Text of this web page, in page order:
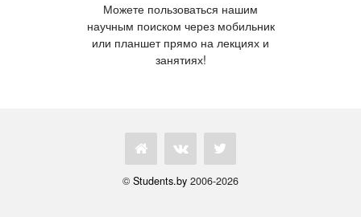
Можете пользоваться нашим
научным поиском через мобильник
или планшет прямо на лекциях и
занятиях!
© Students.by 2006-2026